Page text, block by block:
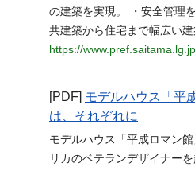
の建築を実現。 ・安全管理
共建築から住宅まで幅広い
https://
[PDF] モデルハウス「平
は、それぞれに
モデルハウス「平成ロマン館
リカのベテランデザイナー